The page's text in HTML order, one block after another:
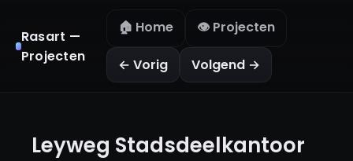
Rasart —
Projecten
🏠 Home 👁️ Projecten
← Vorig Volgend →
Leyweg Stadsdeelkantoor